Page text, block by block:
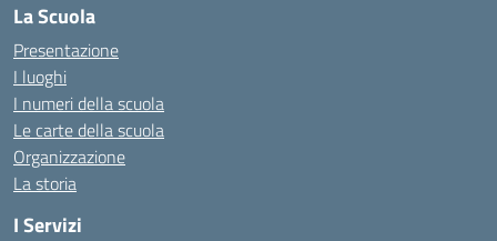
La Scuola
Presentazione
I luoghi
I numeri della scuola
Le carte della scuola
Organizzazione
La storia
I Servizi